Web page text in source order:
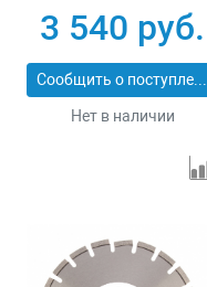
2,2 x 12 mm
3 540 руб.
Сообщить о поступлении
Нет в наличии